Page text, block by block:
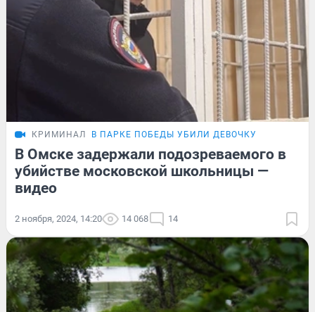
КРИМИНАЛ В ПАРКЕ ПОБЕДЫ УБИЛИ ДЕВОЧКУ
В Омске задержали подозреваемого в
убийстве московской школьницы —
видео
2 ноября, 2024, 14:20 14 068 14